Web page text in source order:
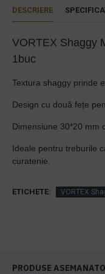
DESCRIERE
VORTEX Shaggy
1buc
Textura shaggy prinde
Design cu două fețe
Dimensiune 30*20 mm
Ideale pentru treburile
curatenie.
ETICHETE: VORTEX
PRODUSE